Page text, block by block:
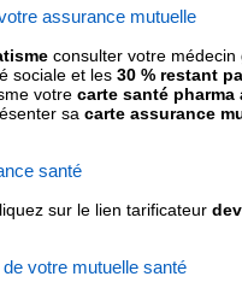
assurance mutuelle
consulter votre
sociale et les 30 % restant
votre carte santé
sa carte assurance
santé
sur le lien tarificateur
votre mutuelle santé